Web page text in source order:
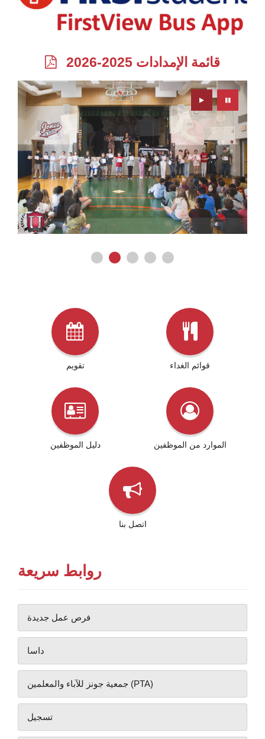
قائمة الإمدادات 2025-2026
Play Pause
تقويم قوائم الغداء
دليل الموظفين الموارد من الموظفين
اتصل بنا
روابط سريعة
فرص عمل جديدة
داسا
جمعية جونز للآباء والمعلمين (PTA)
تسجيل